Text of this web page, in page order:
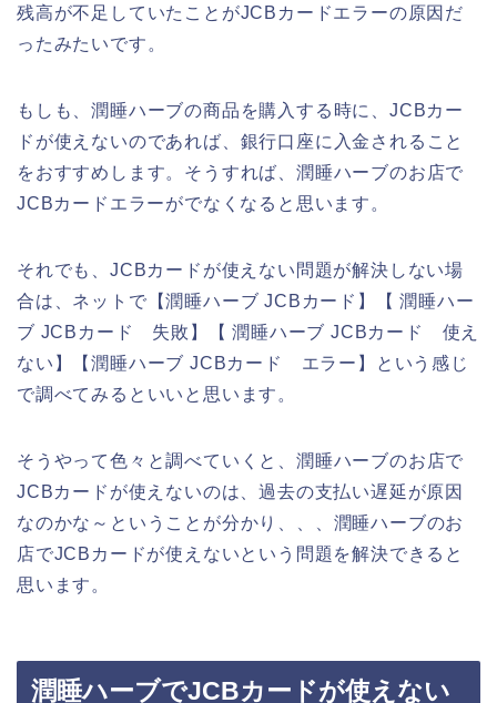
残高が不足していたことがJCBカードエラーの原因だ
ったみたいです。
もしも、潤睡ハーブの商品を購入する時に、JCBカー
ドが使えないのであれば、銀行口座に入金されること
をおすすめします。そうすれば、潤睡ハーブのお店で
JCBカードエラーがでなくなると思います。
それでも、JCBカードが使えない問題が解決しない場
合は、ネットで【潤睡ハーブ JCBカード】【 潤睡ハー
ブ JCBカード 失敗】【 潤睡ハーブ JCBカード 使え
ない】【潤睡ハーブ JCBカード エラー】という感じ
で調べてみるといいと思います。
そうやって色々と調べていくと、潤睡ハーブのお店で
JCBカードが使えないのは、過去の支払い遅延が原因
なのかな～ということが分かり、、、潤睡ハーブのお
店でJCBカードが使えないという問題を解決できると
思います。
潤睡ハーブでJCBカードが使えない